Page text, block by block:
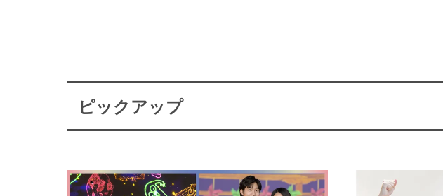
ピックアップ